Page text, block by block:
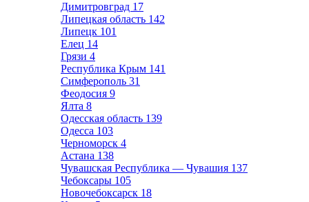
Димитровград 17
Липецкая область 142
Липецк 101
Елец 14
Грязи 4
Республика Крым 141
Симферополь 31
Феодосия 9
Ялта 8
Одесская область 139
Одесса 103
Черноморск 4
Астана 138
Чувашская Республика — Чувашия 137
Чебоксары 105
Новочебоксарск 18